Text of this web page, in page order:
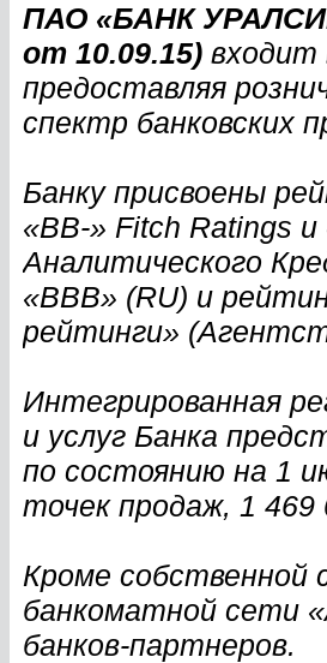
ПАО «БАНК
от 10.09.15) входит
предоставляя
спектр банковских
Банку присвоены
«ВB-» Fitch Ratings
Аналитического
«ВВВ» (RU) и
рейтинги»
Интегрированная
и услуг Банка
по состоянию на 1
точек продаж, 1
Кроме собственной
банкоматной сети
банков-партнеров.